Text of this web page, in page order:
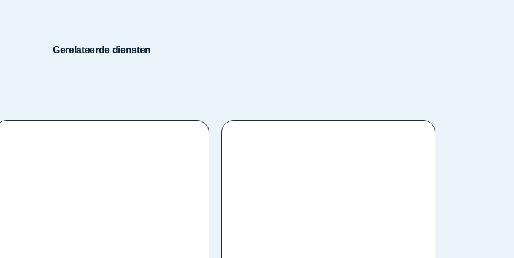
Gerelateerde diensten